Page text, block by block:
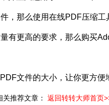
，那么使用在线PDF压缩
有更高的要求，那么购买
文件的大小，让你更方便
推荐文章： 返回转转大师首页